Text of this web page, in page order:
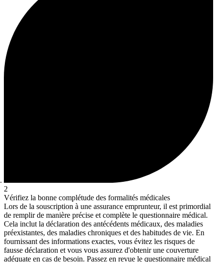
2
Vérifiez la bonne complétude des formalités médicales
Lors de la souscription à une assurance emprunteur, il est primordial
de remplir de manière précise et complète le questionnaire médical.
Cela inclut la déclaration des antécédents médicaux, des maladies
préexistantes, des maladies chroniques et des habitudes de vie. En
fournissant des informations exactes, vous évitez les risques de
fausse déclaration et vous vous assurez d'obtenir une couverture
adéquate en cas de besoin. Passez en revue le questionnaire médical